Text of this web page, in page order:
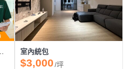
室內統包
$3,000/坪